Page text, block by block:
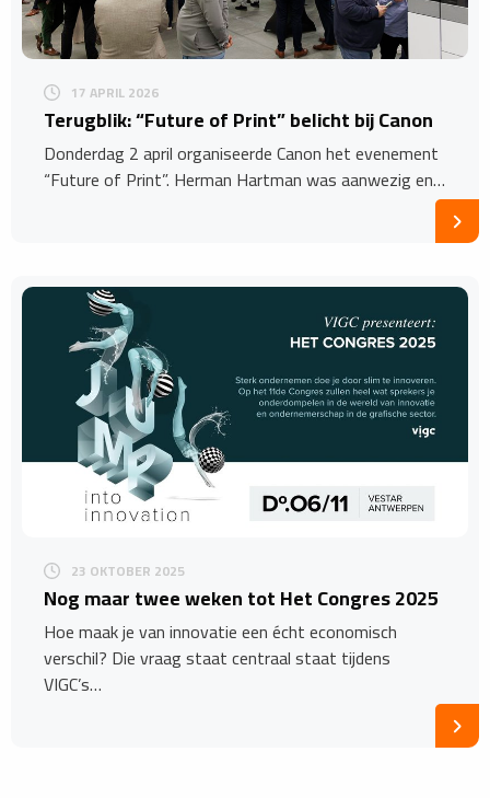
17 APRIL 2026
Terugblik: “Future of Print” belicht bij Canon
Donderdag 2 april organiseerde Canon het evenement
“Future of Print”. Herman Hartman was aanwezig en…
23 OKTOBER 2025
Nog maar twee weken tot Het Congres 2025
Hoe maak je van innovatie een écht economisch
verschil? Die vraag staat centraal staat tijdens
VIGC’s…